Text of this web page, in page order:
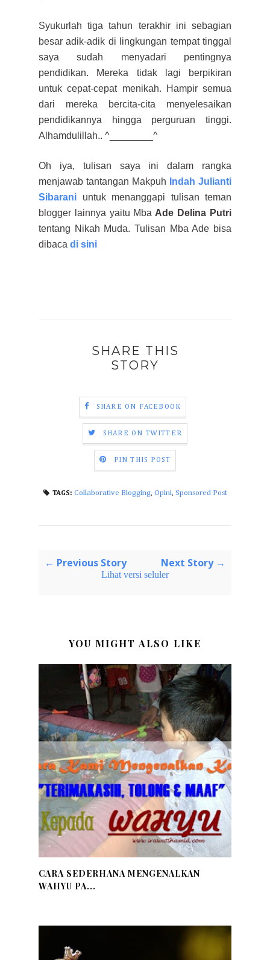
Syukur lah tiga tahun terakhir ini sebagian
besar adik-adik di lingkungan tempat tinggal
saya sudah menyadari pentingnya
pendidikan. Mereka tidak lagi berpikiran
untuk cepat-cepat menikah. Hampir semua
dari mereka
bercita-cita menyelesaikan
pendidikannya hingga perguruan tinggi.
Alhamdulillah.. ^________^
Oh iya, tulisan saya ini dalam rangka
menjawab tantangan Makpuh
Indah Julianti
Sibarani untuk menanggapi tulisan teman
blogger lainnya yaitu Mba Ade Delina Putri
tentang Nikah Muda. Tulisan Mba Ade bisa
dibaca di sini
SHARE THIS
STORY
SHARE ON FACEBOOK
SHARE ON TWITTER
PIN THIS POST
TAGS: Collaborative Blogging, Opini, Sponsored Post
← Previous Story Next Story →
Lihat versi seluler
YOU MIGHT ALSO LIKE
CARA SEDERHANA MENGENALKAN
WAHYU PA...